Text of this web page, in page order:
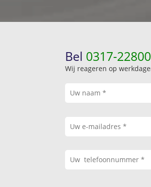
Bel 0317-
Wij reageren op